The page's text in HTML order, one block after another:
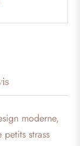
moderne,
strass